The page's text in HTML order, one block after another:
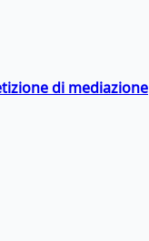
di mediazione